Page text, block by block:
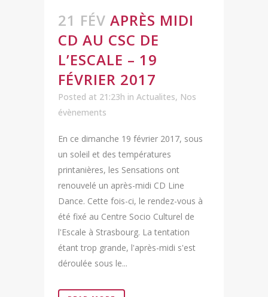
21 FÉV APRÈS MIDI
CD AU CSC DE
L’ESCALE – 19
FÉVRIER 2017
Posted at 21:23h in Actualites, Nos
évènements
En ce dimanche 19 février 2017, sous
un soleil et des températures
printanières, les Sensations ont
renouvelé un après-midi CD Line
Dance. Cette fois-ci, le rendez-vous à
été fixé au Centre Socio Culturel de
l'Escale à Strasbourg. La tentation
étant trop grande, l'après-midi s'est
déroulée sous le...